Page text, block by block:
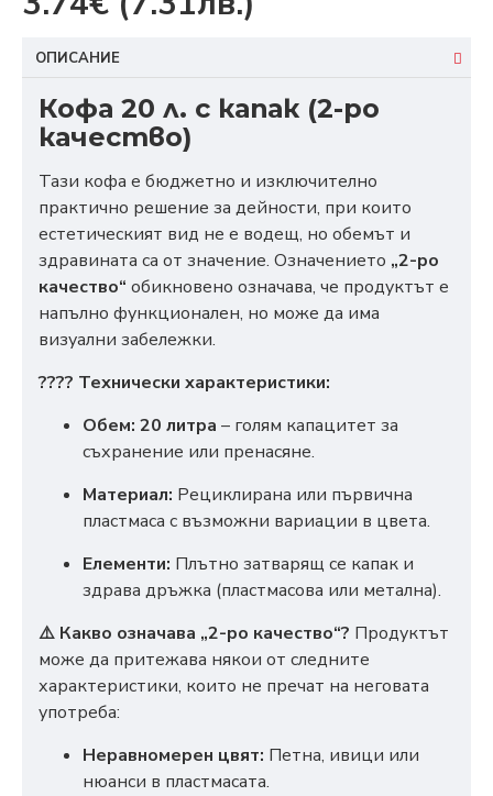
ОПИСАНИЕ
Кофа 20 л. с капак (2-ро
качество)
Тази кофа е бюджетно и изключително
практично решение за дейности, при които
естетическият вид не е водещ, но обемът и
здравината са от значение. Означението „2-ро
качество“ обикновено означава, че продуктът е
напълно функционален, но може да има
визуални забележки.
???? Технически характеристики:
Обем: 20 литра – голям капацитет за
съхранение или пренасяне.
Материал: Рециклирана или първична
пластмаса с възможни вариации в цвета.
Елементи: Плътно затварящ се капак и
здрава дръжка (пластмасова или метална).
⚠️ Какво означава „2-ро качество“? Продуктът
може да притежава някои от следните
характеристики, които не пречат на неговата
употреба:
Неравномерен цвят: Петна, ивици или
нюанси в пластмасата.